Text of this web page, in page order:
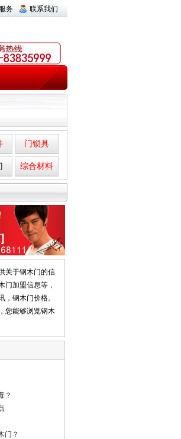
务 联系我们
门锁具
综合材料
关于钢木门的信
门加盟信息等，
，钢木门价格。
您能够浏览钢木
？
门？